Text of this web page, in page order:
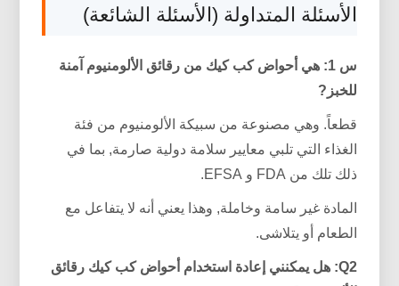
الأسئلة المتداولة (الأسئلة الشائعة)
س 1: هي أحواض كب كيك من رقائق الألومنيوم آمنة
للخبز?
قطعاً. وهي مصنوعة من سبيكة الألومنيوم من فئة
الغذاء التي تلبي معايير سلامة دولية صارمة, بما في
ذلك تلك من FDA و EFSA.
المادة غير سامة وخاملة, وهذا يعني أنه لا يتفاعل مع
الطعام أو يتلاشى.
Q2: هل يمكنني إعادة استخدام أحواض كب كيك رقائق